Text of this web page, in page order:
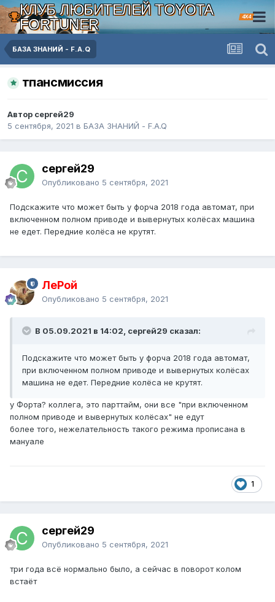
КЛУБ ЛЮБИТЕЛЕЙ TOYOTA
FORTUNER
4X4
БАЗА ЗНАНИЙ - F.A.Q
тпансмиссия
Автор сергей29
5 сентября, 2021 в БАЗА ЗНАНИЙ - F.A.Q
сергей29
Опубликовано 5 сентября, 2021
Подскажите что может быть у форча 2018 года автомат, при
включенном полном приводе и вывернутых колёсах машина
не едет. Передние колёса не крутят.
ЛеРой
Опубликовано 5 сентября, 2021
В 05.09.2021 в 14:02, сергей29 сказал:
Подскажите что может быть у форча 2018 года автомат,
при включенном полном приводе и вывернутых колёсах
машина не едет. Передние колёса не крутят.
у Форта? коллега, это парттайм, они все "при включенном
полном приводе и вывернутых колёсах" не едут
более того, нежелательность такого режима прописана в
мануале
1
сергей29
Опубликовано 5 сентября, 2021
три года всё нормально было, а сейчас в поворот колом
встаёт